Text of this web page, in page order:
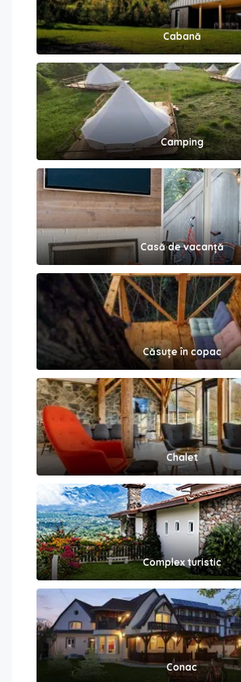
Cabană
Camping
Casă de vacanță
Căsuțe în copac
Chalet
Complex turistic
Conac